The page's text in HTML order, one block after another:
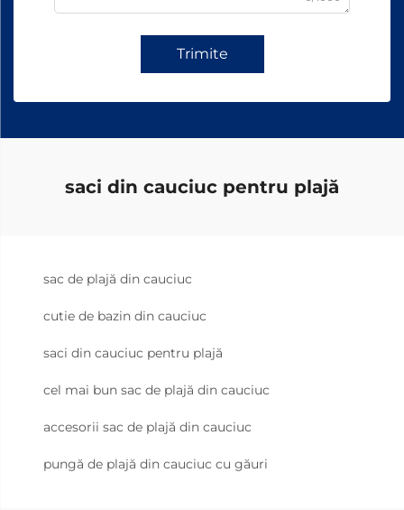
Trimite
saci din cauciuc pentru plajă
sac de plajă din cauciuc
cutie de bazin din cauciuc
saci din cauciuc pentru plajă
cel mai bun sac de plajă din cauciuc
accesorii sac de plajă din cauciuc
pungă de plajă din cauciuc cu găuri